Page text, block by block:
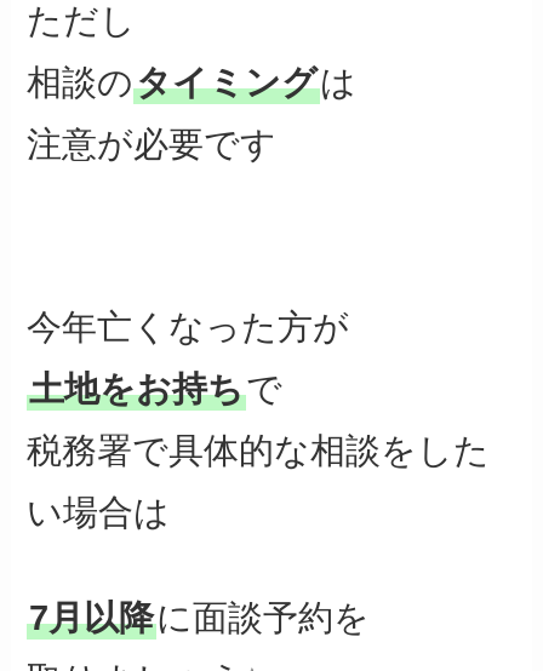
ただし
相談のタイミングは
注意が必要です
今年亡くなった方が
土地をお持ちで
税務署で具体的な相談をした
い場合は
7月以降に面談予約を